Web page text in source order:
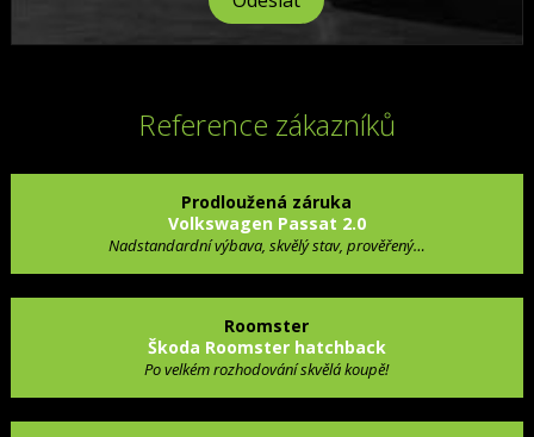
Reference zákazníků
Prodloužená záruka
Volkswagen Passat 2.0
Nadstandardní výbava, skvělý stav, prověřený…
Roomster
Škoda Roomster hatchback
Po velkém rozhodování skvělá koupě!